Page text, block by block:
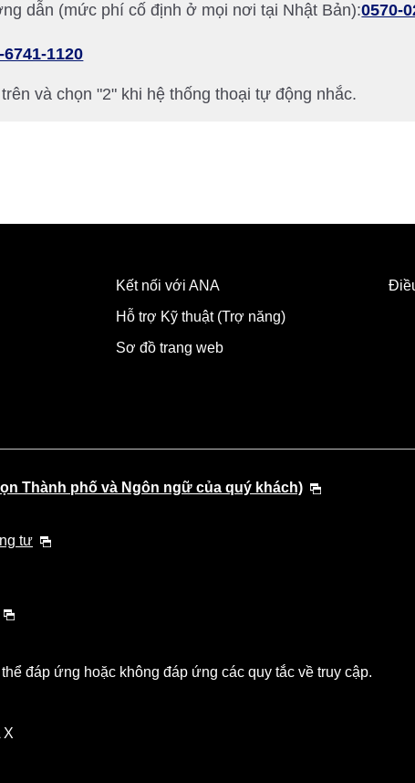
dẫn (mức phí cố định ở mọi nơi tại Nhật Bản):0570-
6741-1120
và chọn "2" khi hệ thống thoại tự động nhắc.
Kết nối với ANA
Hỗ trợ Kỹ thuật (Trợ năng)
Sơ đồ trang web
Thành phố và Ngôn ngữ của quý khách)
tư
đáp ứng hoặc không đáp ứng các quy tắc về truy cập.
X